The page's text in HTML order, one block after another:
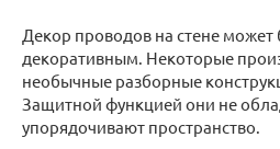
Декор проводов на стене может
декоративным. Некоторые
необычные разборные
Защитной функцией они не
упорядочивают пространство.